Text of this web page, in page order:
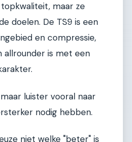
maar ze
doelen. De TS9 is een
en compressie,
allrounder is met een
luister vooral naar
nodig hebben.
niet welke "beter" is